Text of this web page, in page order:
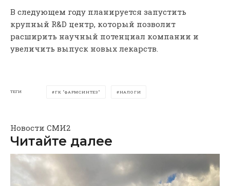
В следующем году планируется запустить
крупный R&D центр, который позволит
расширить научный потенциал компании и
увеличить выпуск новых лекарств.
ТЕГИ ГК "ФАРМСИНТЕЗ" НАЛОГИ
Новости СМИ2
Читайте далее